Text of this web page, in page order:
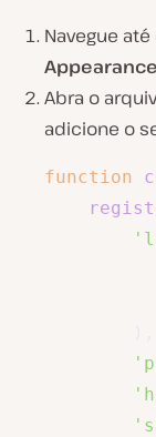
Navegue até
Appearance
Abra o
adicione o
function